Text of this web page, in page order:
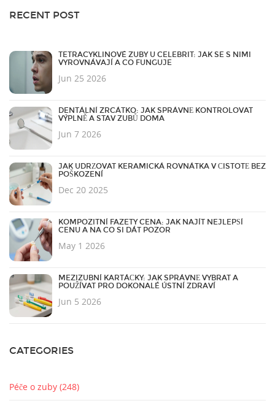
RECENT POST
TETRACYKLINOVÉ ZUBY U CELEBRIT: JAK SE S NIMI
VYROVNÁVAJÍ A CO FUNGUJE
Jun 25 2026
DENTÁLNÍ ZRCÁTKO: JAK SPRÁVNĚ KONTROLOVAT
VÝPLNĚ A STAV ZUBŮ DOMA
Jun 7 2026
JAK UDRŽOVAT KERAMICKÁ ROVNÁTKA V ČISTOTĚ BEZ
POŠKOZENÍ
Dec 20 2025
KOMPOZITNÍ FAZETY CENA: JAK NAJÍT NEJLEPŠÍ
CENU A NA CO SI DÁT POZOR
May 1 2026
MEZIZUBNÍ KARTÁČKY: JAK SPRÁVNĚ VYBRAT A
POUŽÍVAT PRO DOKONALÉ ÚSTNÍ ZDRAVÍ
Jun 5 2026
CATEGORIES
Péče o zuby (248)